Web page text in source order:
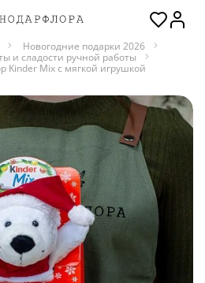
Новогодние подарки 2026
и сладости ручной работы
Kinder Mix c мягкой игрушкой